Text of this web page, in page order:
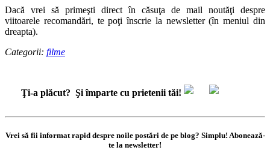
Dacă vrei să primeşti direct în căsuţa de mail noutăţi despre
viitoarele recomandări, te poţi înscrie la newsletter (în meniul din
dreapta).
Categorii: filme
Ţi-a plăcut? Şi împarte cu prietenii tăi!
Vrei să fii informat rapid despre noile postări de pe blog? Simplu! Abonează-
te la newsletter!